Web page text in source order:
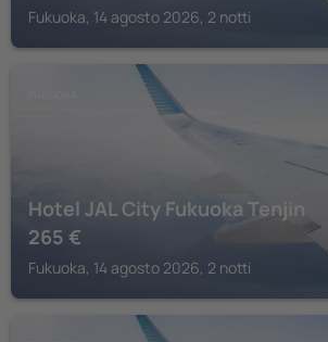
Fukuoka, 14 agosto 2026, 2 notti
Hotel JAL City Fukuoka Tenjin
265 €
Fukuoka, 14 agosto 2026, 2 notti